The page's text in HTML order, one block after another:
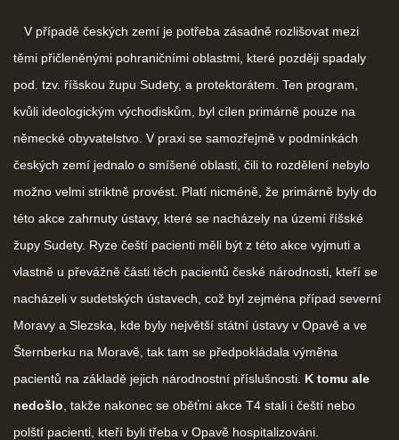
V případě českých zemí je potřeba zásadně rozlišovat mezi
těmi přičleněnými pohraničními oblastmi, které později spadaly
pod. tzv. říšskou župu Sudety, a protektorátem. Ten program,
kvůli ideologickým východiskům, byl cílen primárně pouze na
německé obyvatelstvo. V praxi se samozřejmě v podmínkách
českých zemí jednalo o smíšené oblasti, čili to rozdělení nebylo
možno velmi striktně provést. Platí nicméně, že primárně byly do
této akce zahrnuty ústavy, které se nacházely na území říšské
župy Sudety. Ryze čeští pacienti měli být z této akce vyjmuti a
vlastně u převážně části těch pacientů české národnosti, kteří se
nacházeli v sudetských ústavech, což byl zejména případ severní
Moravy a Slezska, kde byly největší státní ústavy v Opavě a ve
Šternberku na Moravě, tak tam se předpokládala výměna
pacientů na základě jejich národnostní příslušnosti. K tomu ale
nedošlo , takže nakonec se oběťmi akce T4 stali i čeští nebo
polští pacienti, kteří byli třeba v Opavě hospitalizováni.